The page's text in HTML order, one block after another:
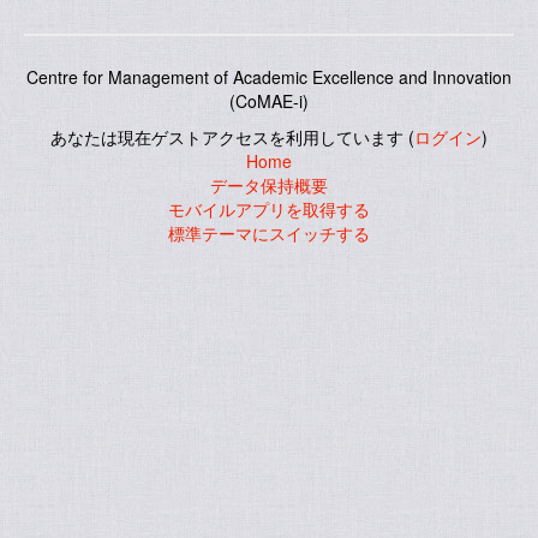
Centre for Management of Academic Excellence and Innovation
(CoMAE-i)
あなたは現在ゲストアクセスを利用しています (ログイン)
Home
データ保持概要
モバイルアプリを取得する
標準テーマにスイッチする